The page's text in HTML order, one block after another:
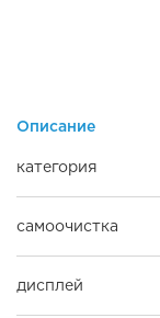
Описание
категория
самоочистка
дисплей